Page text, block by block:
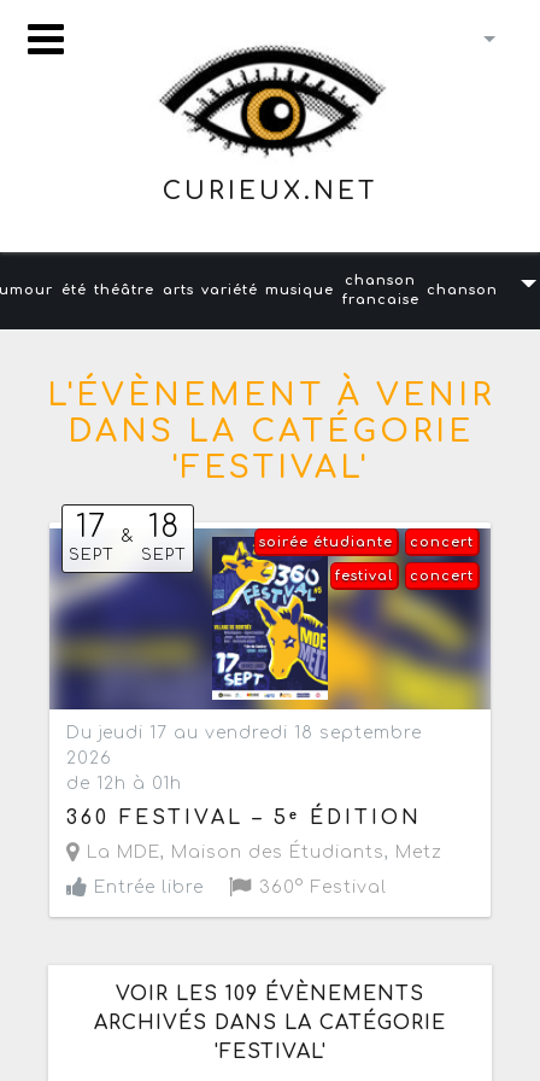
CURIEUX.NET
été théâtre arts variété musique
chanson
francaise
chanson
L'ÉVÈNEMENT À VENIR
DANS LA CATÉGORIE
'FESTIVAL'
17
SEPT
& 18
SEPT
concert
soirée étudiante
concert
festival
Du jeudi 17 au vendredi 18 septembre
2026
de 12h à 01h
360 FESTIVAL – 5ᵉ ÉDITION
La MDE, Maison des Étudiants, Metz
Entrée libre
360° Festival
VOIR LES 109 ÉVÈNEMENTS
ARCHIVÉS DANS LA CATÉGORIE
'FESTIVAL'